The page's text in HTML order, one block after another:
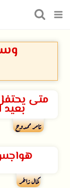
متى
بعيد
تامر ممدوح
كمال زاخر